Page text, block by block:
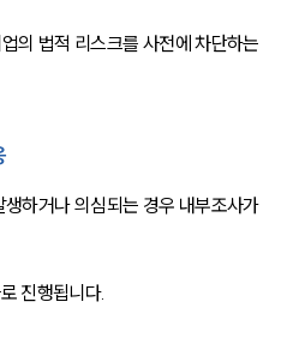
의 법적 리스크를 사전에 차단하는
하거나 의심되는 경우 내부조사가
진행됩니다.